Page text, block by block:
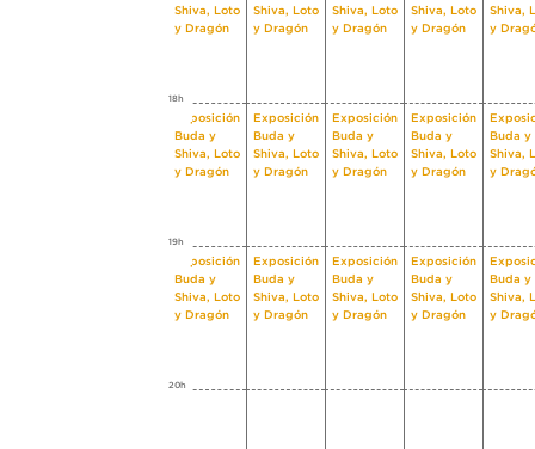
Shiva, Loto
y Dragón
Shiva, Loto
y Dragón
Shiva, Loto
y Dragón
Shiva, Loto
y Dragón
Shiva,
y
18h
Exposición
Buda y
Shiva, Loto
y Dragón
Exposición
Buda y
Shiva, Loto
y Dragón
Exposición
Buda y
Shiva, Loto
y Dragón
Exposición
Buda y
Shiva, Loto
y Dragón
Buda y
Shiva,
y
19h
Exposición
Buda y
Shiva, Loto
y Dragón
Exposición
Buda y
Shiva, Loto
y Dragón
Exposición
Buda y
Shiva, Loto
y Dragón
Exposición
Buda y
Shiva, Loto
y Dragón
Buda y
Shiva,
y
20h